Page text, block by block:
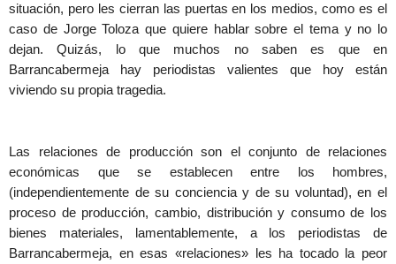
situación, pero les cierran las puertas en los medios, como es el
caso de Jorge Toloza que quiere hablar sobre el tema y no lo
dejan. Quizás, lo que muchos no saben es que en
Barrancabermeja hay periodistas valientes que hoy están
viviendo su propia tragedia.
Las relaciones de producción son el conjunto de relaciones
económicas que se establecen entre los hombres,
(independientemente de su conciencia y de su voluntad), en el
proceso de producción, cambio, distribución y consumo de los
bienes materiales, lamentablemente, a los periodistas de
Barrancabermeja, en esas «relaciones» les ha tocado la peor